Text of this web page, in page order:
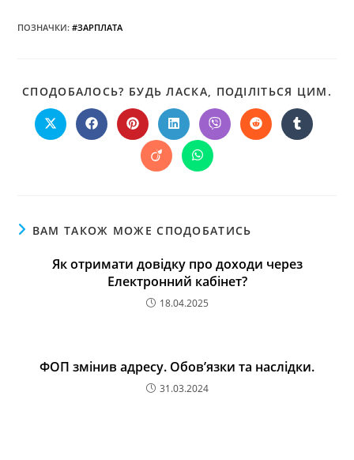
ПОЗНАЧКИ:#ЗАРПЛАТА
СПОДОБАЛОСЬ? БУДЬ ЛАСКА, ПОДІЛІТЬСЯ ЦИМ.
ВАМ ТАКОЖ МОЖЕ СПОДОБАТИСЬ
Як отримати довідку про доходи через
Електронний кабінет?
18.04.2025
ФОП змінив адресу. Обов’язки та наслідки.
31.03.2024